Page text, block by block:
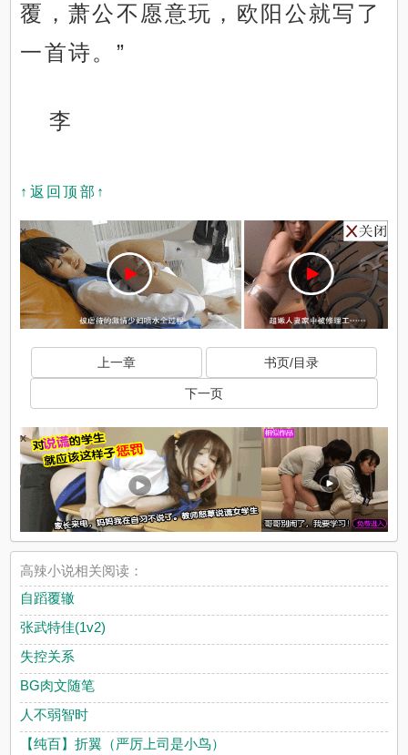
覆，萧公不愿意玩，欧阳公就写了
一首诗。”
李
↑返回顶部↑
x
上一章 书页/目录
下一页
x
高辣小说相关阅读：
自蹈覆辙
张武特佳(1v2)
失控关系
BG肉文随笔
人不弱智时
【纯百】折翼（严厉上司是小鸟）